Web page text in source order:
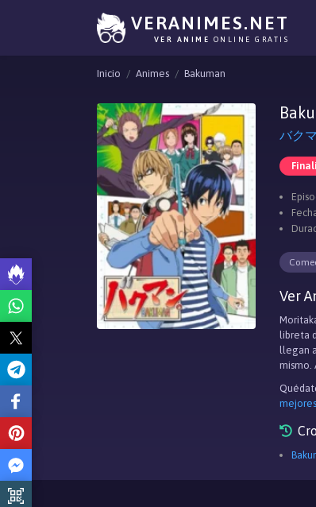
VERANIMES.NET
VER ANIME ONLINE GRATIS
Inicio Animes Bakuman
バク
Ver
libreta
llegan
mismo.